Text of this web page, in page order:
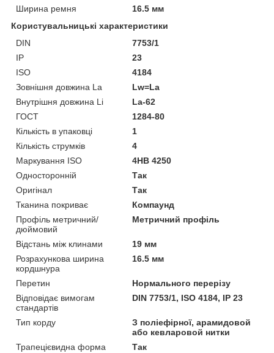
Ширина ремня
16.5 мм
Користувальницькі характеристики
DIN
7753/1
IP
23
ISO
4184
Зовнішня довжина La
Lw=La
Внутрішня довжина Li
La-62
ГОСТ
1284-80
Кількість в упаковці
1
Кількість струмків
4
Маркування ISO
4HB 4250
Односторонній
Так
Оригінал
Так
Тканина покриває
Компаунд
Профіль метричний/
дюймовий
Метричний профіль
Відстань між клинами
19 мм
Розрахункова ширина
кордшнура
16.5 мм
Перетин
Нормального перерізу
Відповідає вимогам
стандартів
DIN 7753/1, ISO 4184, IP 23
Тип корду
З поліефірної, арамидовой
або кевларовой нитки
Трапецієвидна форма
Так